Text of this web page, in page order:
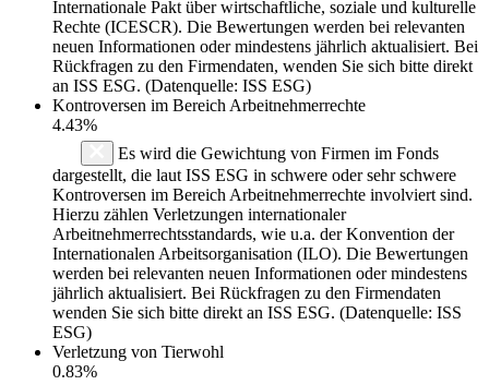
Internationale Pakt über wirtschaftliche, soziale und kulturelle
Rechte (ICESCR). Die Bewertungen werden bei relevanten
neuen Informationen oder mindestens jährlich aktualisiert. Bei
Rückfragen zu den Firmendaten, wenden Sie sich bitte direkt
an ISS ESG. (Datenquelle: ISS ESG)
Kontroversen im Bereich Arbeitnehmerrechte
4.43%
Es wird die Gewichtung von Firmen im Fonds
dargestellt, die laut ISS ESG in schwere oder sehr schwere
Kontroversen im Bereich Arbeitnehmerrechte involviert sind.
Hierzu zählen Verletzungen internationaler
Arbeitnehmerrechtsstandards, wie u.a. der Konvention der
Internationalen Arbeitsorganisation (ILO). Die Bewertungen
werden bei relevanten neuen Informationen oder mindestens
jährlich aktualisiert. Bei Rückfragen zu den Firmendaten
wenden Sie sich bitte direkt an ISS ESG. (Datenquelle: ISS
ESG)
Verletzung von Tierwohl
0.83%